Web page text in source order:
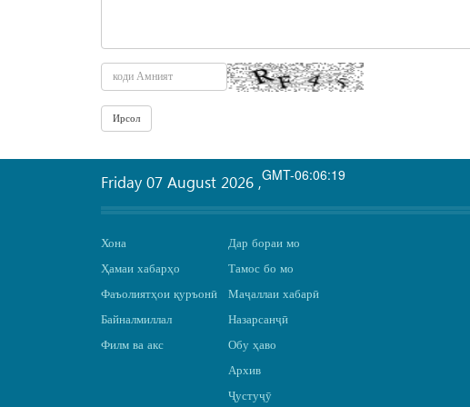
GMT-06:06:19
Friday 07 August 2026 ,
Хона
Ҳамаи хабарҳо
Фаъолиятҳои қуръонӣ
Байналмиллал
Филм ва акс
Дар бораи мо
Тамос бо мо
Маҷаллаи хабарӣ
Назарсанҷӣ
Обу ҳаво
Архив
Ҷустуҷӯ